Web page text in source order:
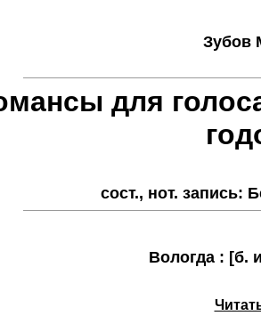
Зубов
для
сост., нот. запись:
Вологда : [б.